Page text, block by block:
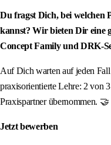
Du fragst Dich, bei welchen
kannst? Wir bieten Dir eine
Concept Family und DRK-
Auf Dich warten auf jeden
praxisorientierte Lehre: 2 von
Praxispartner übernommen. 🤝
Jetzt bewerben